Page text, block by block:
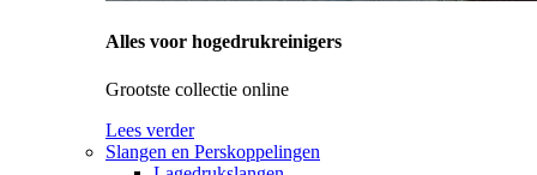
Alles voor hogedrukreinigers
Grootste collectie online
Lees verder
Slangen en Perskoppelingen